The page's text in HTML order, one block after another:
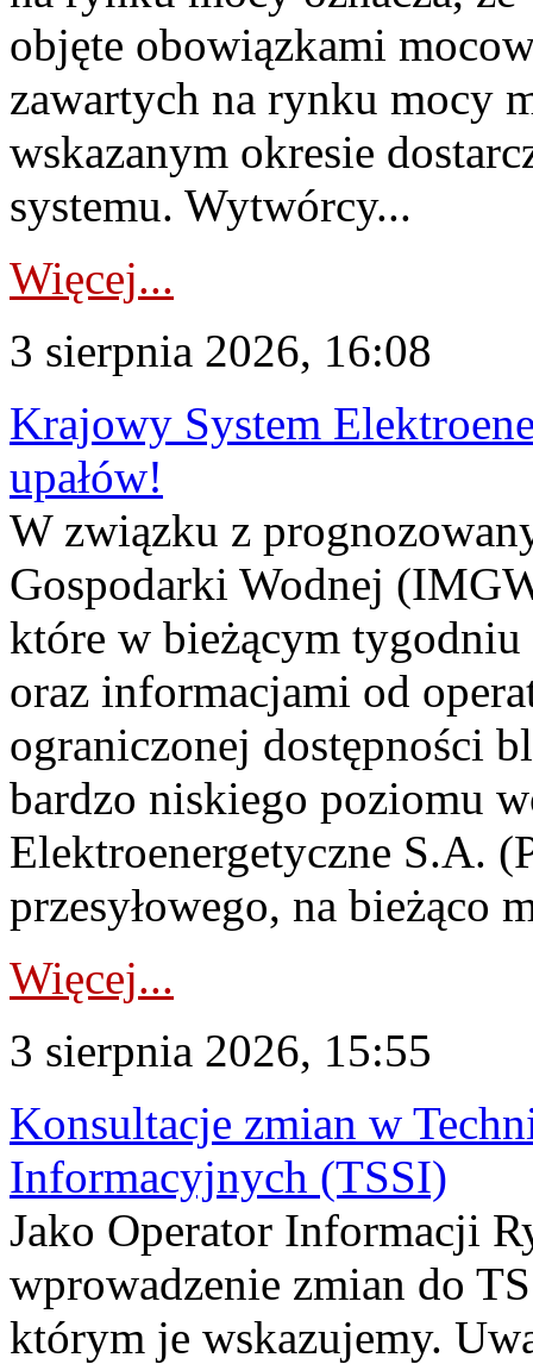
objęte obowiązkami
zawartych na rynku mocy
wskazanym okresie
systemu. Wytwórcy...
Więcej...
3 sierpnia 2026, 16:08
Krajowy System
upałów!
W związku z
Gospodarki Wodnej
które w bieżącym tygodniu
oraz informacjami od
ograniczonej dostępności
bardzo niskiego poziomu
Elektroenergetyczne S.A.
przesyłowego, na bieżąco
Więcej...
3 sierpnia 2026, 15:55
Konsultacje zmian w
Informacyjnych (TSSI)
Jako Operator Informacji
wprowadzenie zmian do
którym je wskazujemy.